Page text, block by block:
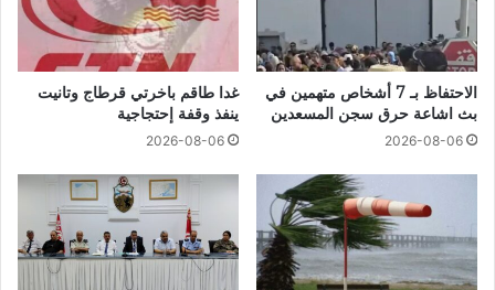
الاحتفاظ بـ 7 أشخاص متهمين في
بث اشاعة حرق سجن المسعدين
2026-08-06
غدا طاقم باخرتي قرطاج وتانيت
ينفذ وقفة إحتجاجية
2026-08-06